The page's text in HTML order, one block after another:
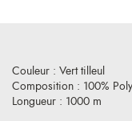
Couleur : Vert tilleul
Composition : 100%
Longueur : 1000 m